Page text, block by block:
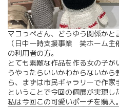
マコっぺさん、どうゆう関係か
（日中一時支援事業 笑ホーム主
の利用者の方。
とても素敵な作品を作る女の子
うやったらいいかわからないか
ら、まずは市民ギャラリーで作家
ということで今回の個展が実現し
私は今回この可愛いポーチを購入。